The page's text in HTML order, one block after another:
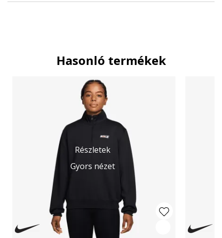
Hasonló termékek
Részletek
Gyors nézet